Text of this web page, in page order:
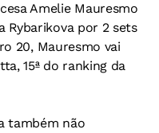
Amelie Mauresmo
Rybarikova por 2 sets
20, Mauresmo vai
15ª do ranking da
também não